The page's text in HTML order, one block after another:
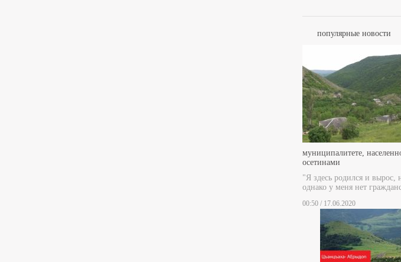
популярные новости
муниципалитете,
осетинами
"Я здесь родился и вырос,
однако у меня нет
00:50 / 17.06.2020